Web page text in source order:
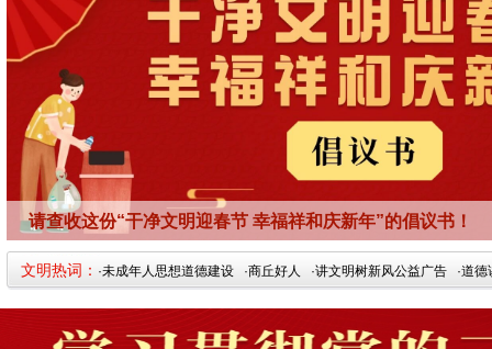
请查收这份“干净文明迎春节 幸福祥和庆新年”的倡议书！
文明热词： ·未成年人思想道德建设 ·商丘好人 ·讲文明树新风公益广告 ·道德